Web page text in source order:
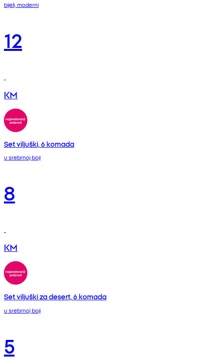
bijeli, moderni
12
KM
Set viljuški, 6 komada
u srebrnoj boji
8
KM
Set viljuški za desert, 6 komada
u srebrnoj boji
5